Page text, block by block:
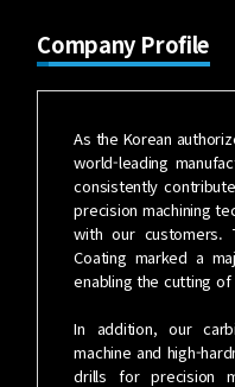
Company Profile
As the Korean
world-leading
consistently
precision machining
with our customers.
Coating marked a
enabling the cutting
In addition, our
machine and high-
drills for precision